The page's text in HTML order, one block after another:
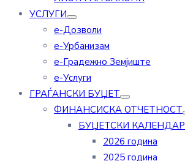
УСЛУГИ
е-Дозволи
е-Урбанизам
е-Градежно Земјиште
е-Услуги
ГРАЃАНСКИ БУЏЕТ
ФИНАНСИСКА ОТЧЕТНОСТ
БУЏЕТСКИ КАЛЕНДАР
2026 година
2025 година